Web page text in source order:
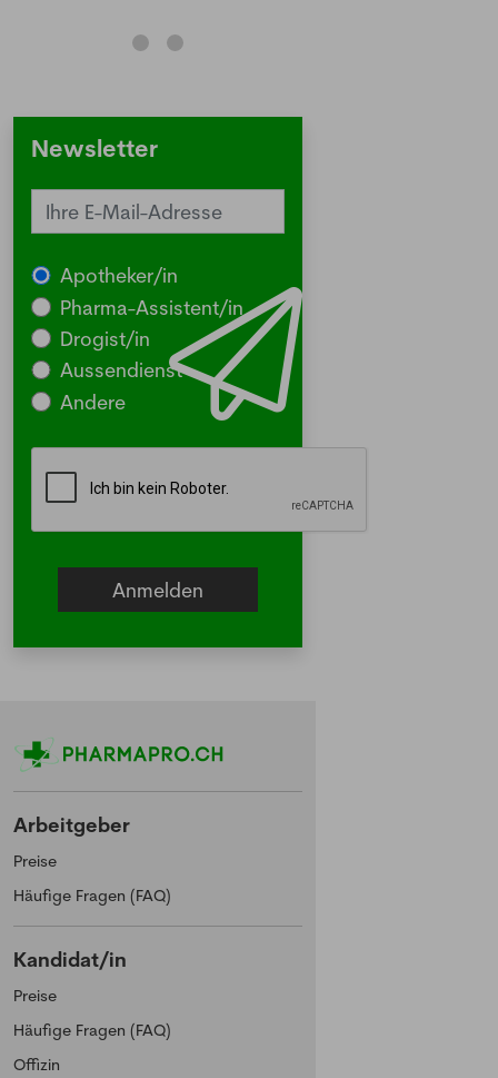
Newsletter
Apotheker/in
Pharma-Assistent/in
Drogist/in
Aussendienst
Andere
Arbeitgeber
Preise
Häufige Fragen (FAQ)
Kandidat/in
Preise
Häufige Fragen (FAQ)
Offizin
Anmeldung Newsletter
an und erhalte einmal pro Woche die neusten
Pharmazie und Medizin.